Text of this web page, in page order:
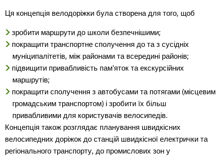
Ця концепція велодоріжки була створена для того, щоб
зробити маршрути до школи безпечнішими;
покращити транспортне сполучення до та з сусідніх
муніципалітетів, між районами та всередині районів;
підвищити привабливість пам'яток та екскурсійних
маршрутів;
покращити сполучення з автобусами та потягами (місцевим
громадським транспортом) і зробити їх більш
привабливими для користувачів велосипедів.
Концепція також розглядає планування швидкісних
велосипедних доріжок до станцій швидкісної електрички та
регіонального транспорту, до промислових зон у